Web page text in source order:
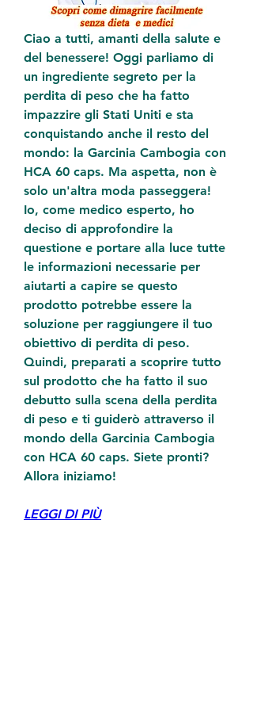
Ciao a tutti, amanti della salute e
del benessere! Oggi parliamo di
un ingrediente segreto per la
perdita di peso che ha fatto
impazzire gli Stati Uniti e sta
conquistando anche il resto del
mondo: la Garcinia Cambogia con
HCA 60 caps. Ma aspetta, non è
solo un'altra moda passeggera!
Io, come medico esperto, ho
deciso di approfondire la
questione e portare alla luce tutte
le informazioni necessarie per
aiutarti a capire se questo
prodotto potrebbe essere la
soluzione per raggiungere il tuo
obiettivo di perdita di peso.
Quindi, preparati a scoprire tutto
sul prodotto che ha fatto il suo
debutto sulla scena della perdita
di peso e ti guiderò attraverso il
mondo della Garcinia Cambogia
con HCA 60 caps. Siete pronti?
Allora iniziamo!
LEGGI DI PIÙ